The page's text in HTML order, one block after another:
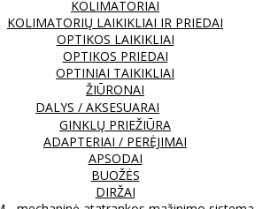
KOLIMATORIAI
KOLIMATORIŲ LAIKIKLIAI IR PRIEDAI
OPTIKOS LAIKIKLIAI
OPTIKOS PRIEDAI
OPTINIAI TAIKIKLIAI
ŽIŪRONAI
DALYS / AKSESUARAI
GINKLŲ PRIEŽIŪRA
ADAPTERIAI / PERĖJIMAI
APSODAI
BUOŽĖS
DIRŽAI